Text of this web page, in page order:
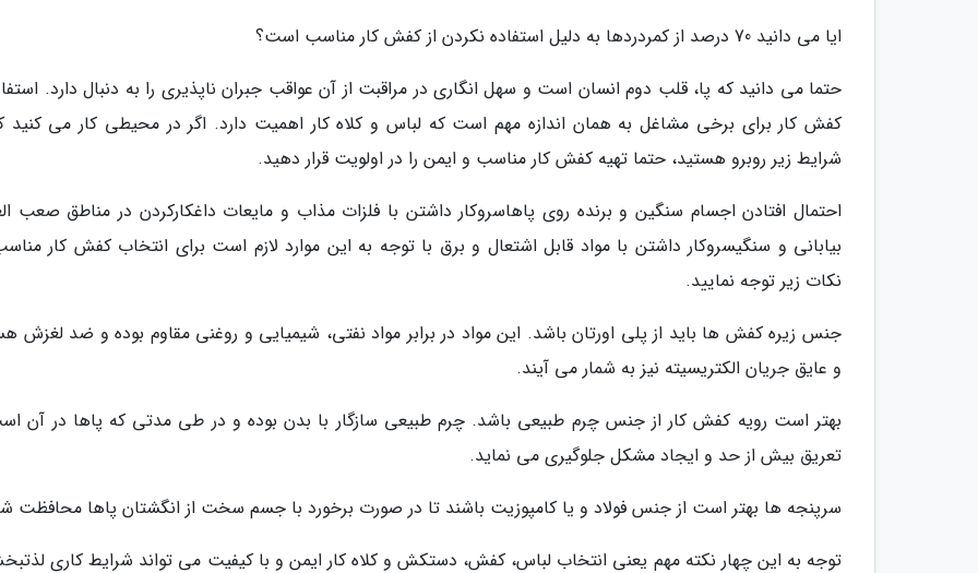
ایا می دانید 70 درصد از کمردردها به دلیل استفاده نکردن از کفش کار مناسب است؟
حتما می دانید که پا، قلب دوم انسان است و سهل انگاری در مراقبت از آن عواقب جبران ناپذیری را به دنبال دارد.
کفش کار برای برخی مشاغل به همان اندازه مهم است که لباس و کلاه کار اهمیت دارد. اگر در محیطی کار می کنید
شرایط زیر روبرو هستید، حتما تهیه کفش کار مناسب و ایمن را در اولویت قرار دهید.
احتمال افتادن اجسام سنگین و برنده روی پاهاسروکار داشتن با فلزات مذاب و مایعات داغکارکردن در مناطق صعب
بیابانی و سنگیسروکار داشتن با مواد قابل اشتعال و برق با توجه به این موارد لازم است برای انتخاب کفش کار
نکات زیر توجه نمایید.
جنس زیره کفش ها باید از پلی اورتان باشد. این مواد در برابر مواد نفتی، شیمیایی و روغنی مقاوم بوده و ضد لغزش
و عایق جریان الکتریسیته نیز به شمار می آیند.
بهتر است رویه کفش کار از جنس چرم طبیعی باشد. چرم طبیعی سازگار با بدن بوده و در طی مدتی که پاها در آن
تعریق بیش از حد و ایجاد مشکل جلوگیری می نماید.
سرپنجه ها بهتر است از جنس فولاد و یا کامپوزیت باشند تا در صورت برخورد با جسم سخت از انگشتان پاها محافظت
توجه به این چهار نکته مهم یعنی انتخاب لباس، کفش، دستکش و کلاه کار ایمن و با کیفیت می تواند شرایط کاری